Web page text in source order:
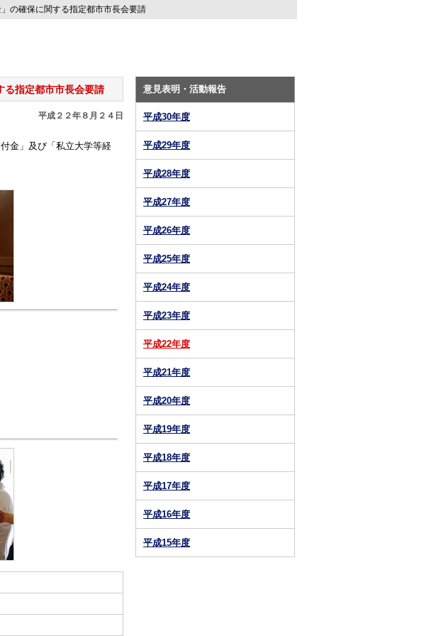
の確保に関する指定都市市長会要請
る指定都市市長会要請
平成２２年８月２４日
金」及び「私立大学等経
意見表明・活動報告
平成30年度
平成29年度
平成28年度
平成27年度
平成26年度
平成25年度
平成24年度
平成23年度
平成22年度
平成21年度
平成20年度
平成19年度
平成18年度
平成17年度
平成16年度
平成15年度